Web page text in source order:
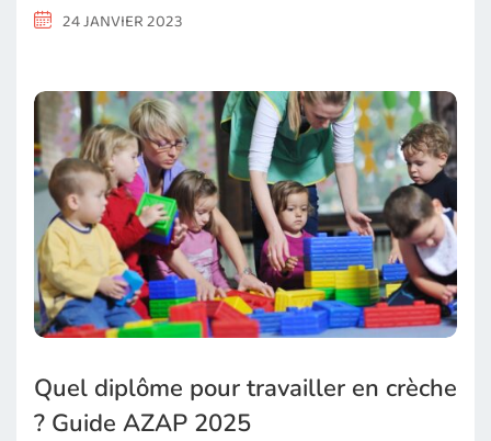
24 JANVIER 2023
Quel diplôme pour travailler en crèche
? Guide AZAP 2025